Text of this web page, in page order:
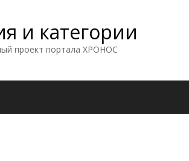
и категории
проект портала ХРОНОС